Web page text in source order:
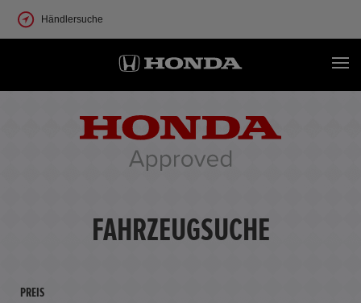
Händlersuche
FAHRZEUGSUCHE
PREIS